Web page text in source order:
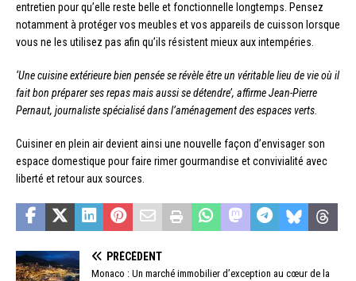
entretien pour qu’elle reste belle et fonctionnelle longtemps. Pensez
notamment à protéger vos meubles et vos appareils de cuisson lorsque
vous ne les utilisez pas afin qu’ils résistent mieux aux intempéries.
‘Une cuisine extérieure bien pensée se révèle être un véritable lieu de vie où il
fait bon préparer ses repas mais aussi se détendre’, affirme Jean-Pierre
Pernaut, journaliste spécialisé dans l’aménagement des espaces verts.
Cuisiner en plein air devient ainsi une nouvelle façon d’envisager son
espace domestique pour faire rimer gourmandise et convivialité avec
liberté et retour aux sources.
PRÉCÉDENT
Monaco : Un marché immobilier d’exception au cœur de la